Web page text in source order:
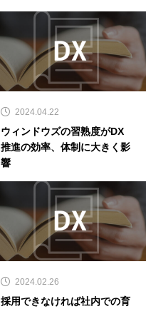
2024.04.22
ウィンドウズの習熟度がDX
推進の効率、体制に大きく影
響
2024.02.26
採用できなければ社内での育